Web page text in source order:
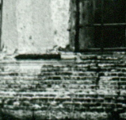
монастыря, башни и
размещались
Оставленные без
По материалам сайта
Фотографии:
1. Артемьевская
2. Казанская